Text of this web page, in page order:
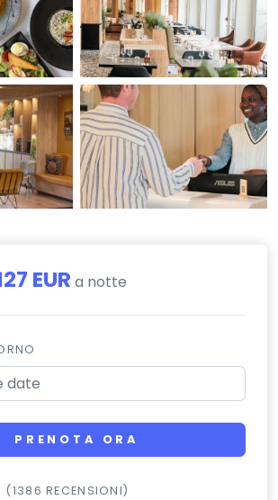
EUR a notte
PRENOTA ORA
RECENSIONI)